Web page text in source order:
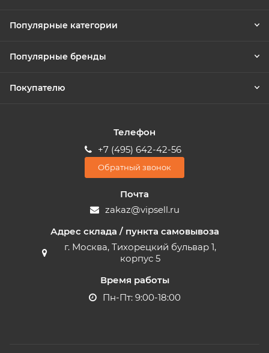
Популярные категории
Популярные бренды
Покупателю
Телефон
+7 (495) 642-42-56
Обратный звонок
Почта
zakaz@vipsell.ru
Адрес склада / пункта самовывоза
г. Москва, Тихорецкий бульвар 1,
корпус 5
Время работы
Пн-Пт: 9:00-18:00